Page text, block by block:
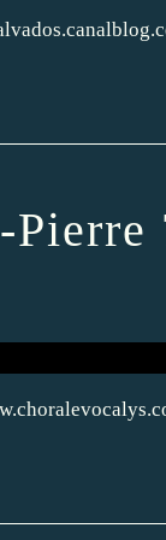
Pierre